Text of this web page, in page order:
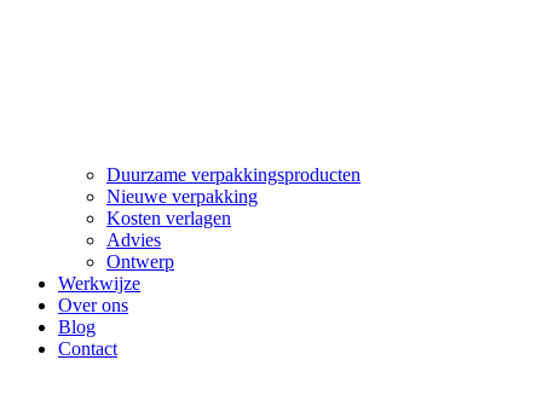
Duurzame verpakkingsproducten
Nieuwe verpakking
Kosten verlagen
Advies
Ontwerp
Werkwijze
Over ons
Blog
Contact